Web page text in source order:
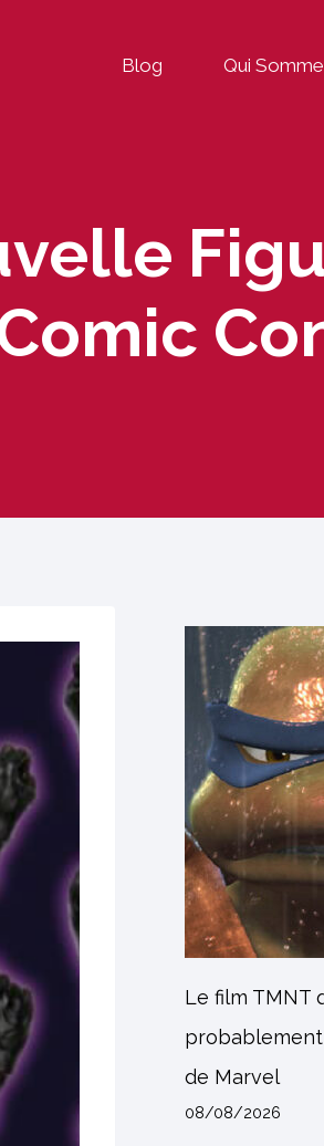
Blog Qui
Le film TMNT
de Marvel
08/08/2026